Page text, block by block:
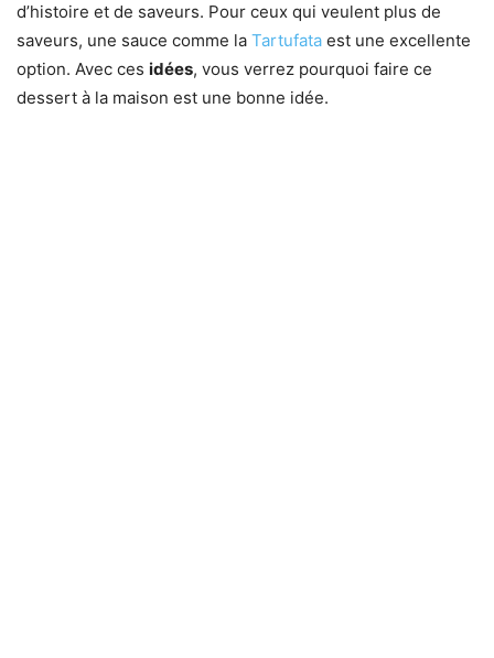
d’histoire et de saveurs. Pour ceux qui veulent plus de
saveurs, une sauce comme la Tartufata est une excellente
option. Avec ces idées, vous verrez pourquoi faire ce
dessert à la maison est une bonne idée.